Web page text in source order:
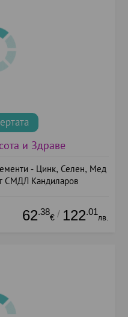
и Здраве
- Цинк, Селен, Мед
СМДЛ Кандиларов
62.38
€ / 122.01
лв.